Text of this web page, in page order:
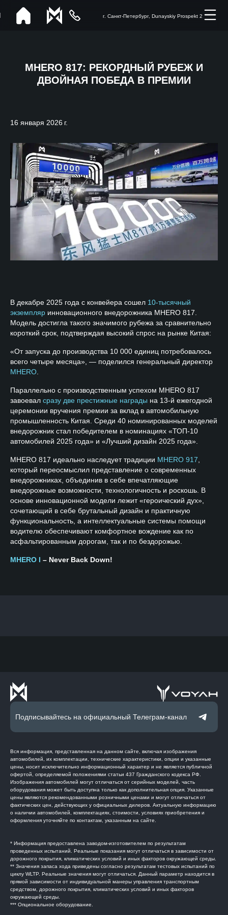
г. Санкт-Петербург, Dunayskiy Prospekt 2
MHERO 817: РЕКОРДНЫЙ РУБЕЖ И
ДВОЙНАЯ ПОБЕДА В ПРЕМИИ
16 января 2026 г.
В декабре 2025 года с конвейера сошел 10-тысячный
экземпляр инновационного внедорожника MHERO 817.
Модель достигла такого значимого рубежа за сравнительно
короткий срок, подтверждая высокий спрос на рынке Китая:
«От запуска до производства 10 000 единиц потребовалось
всего четыре месяца», — поделился генеральный директор
MHERO
Параллельно с производственным успехом MHERO 817
завоевал сразу две престижные награды на 13-й ежегодной
церемонии вручения премии за вклад в автомобильную
промышленность Китая. Среди 40 номинированных моделей
внедорожник стал победителем в номинациях «ТОП-10
автомобилей 2025 года» и «Лучший дизайн 2025 года».
MHERO 817 идеально наследует традиции MHERO 917
который переосмыслил представление о современных
внедорожниках, объединив в себе впечатляющие
внедорожные возможности, технологичность и роскошь. В
основе инновационной модели лежит «героический дух»,
сочетающий в себе брутальный дизайн и практичную
функциональность, а интеллектуальные системы помощи
водителю обеспечивают комфортное вождение как по
асфальтированным дорогам, так и по бездорожью.
MHERO I – Never Back Down!
Подписывайтесь на официальный Телеграм-канал
Вся информация, представленная на данном сайте, включая изображения
автомобилей, их комплектации, технические характеристики, опции и указанные
цены, носит исключительно информационный характер и не является публичной
офертой, определяемой положениями статьи 437 Гражданского кодекса РФ.
Изображения автомобилей могут отличаться от серийных моделей, часть
оборудования может быть доступна только как дополнительная опция. Указанные
цены являются рекомендованными розничными ценами и могут отличаться от
фактических цен, действующих у официальных дилеров. Актуальную информацию
о наличии автомобилей, комплектациях, стоимости, условиях приобретения и
оформления уточняйте по контактам, указанным на сайте.
* Информация предоставлена заводом-изготовителем по результатам
проведенных испытаний. Реальные показания могут отличаться в зависимости от
дорожного покрытия, климатических условий и иных факторов окружающей среды.
** Значения запаса хода приведены согласно результатам тестовых испытаний по
циклу WLTP. Реальные значения могут отличаться. Данный параметр находится в
прямой зависимости от индивидуальной манеры управления транспортным
средством, дорожного покрытия, климатических условий и иных факторов
окружающей среды.
*** Опциональное оборудование.